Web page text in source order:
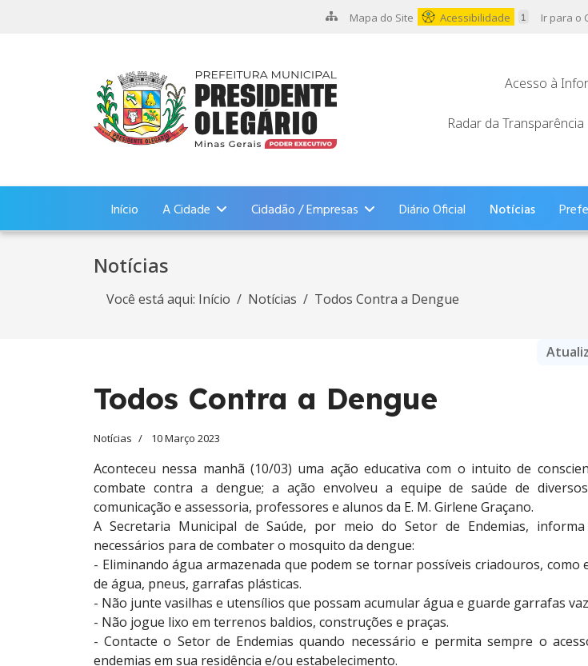
Mapa do Site Acessibilidade Ir para o
Acesso à
Radar da Transparência
Início A Cidade Cidadão / Empresas Diário Oficial Notícias
Notícias
Você está aqui: Início Notícias Todos Contra a Dengue
Todos Contra a Dengue
Notícias 10 Março 2023
Aconteceu nessa manhã (10/03) uma ação educativa com o intuito de
combate contra a dengue; a ação envolveu a equipe de saúde de
comunicação e assessoria, professores e alunos da E. M. Girlene Graçano.
A Secretaria Municipal de Saúde, por meio do Setor de Endemias,
necessários para de combater o mosquito da dengue:
- Eliminando água armazenada que podem se tornar possíveis criadouros, como
de água, pneus, garrafas plásticas.
- Não junte vasilhas e utensílios que possam acumular água e guarde garrafas
- Não jogue lixo em terrenos baldios, construções e praças.
- Contacte o Setor de Endemias quando necessário e permita sempre o
endemias em sua residência e/ou estabelecimento.